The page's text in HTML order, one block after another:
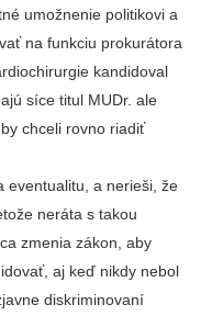
umožnenie politikovi a
na funkciu prokurátora
kandidoval
síce titul MUDr. ale
chceli rovno riadiť
eventualitu, a nerieši, že
neráta s takou
zmenia zákon, aby
aj keď nikdy nebol
diskriminovaní